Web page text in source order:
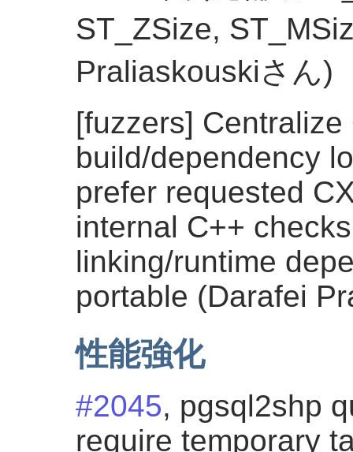
ST_ZSize,
Praliaskouskiさん)
[fuzzers] Centralize
build/dependency
prefer requested
internal C++
linking/runtime
portable (Darafei
性能強化
#2045, pgsql2shp
require temporary